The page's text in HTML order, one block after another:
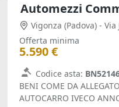
Automezzi
Vigonza (Padova) - Via
Offerta minima
5.590 €
Codice asta:
BENI COME DA
AUTOCARRO IVECO